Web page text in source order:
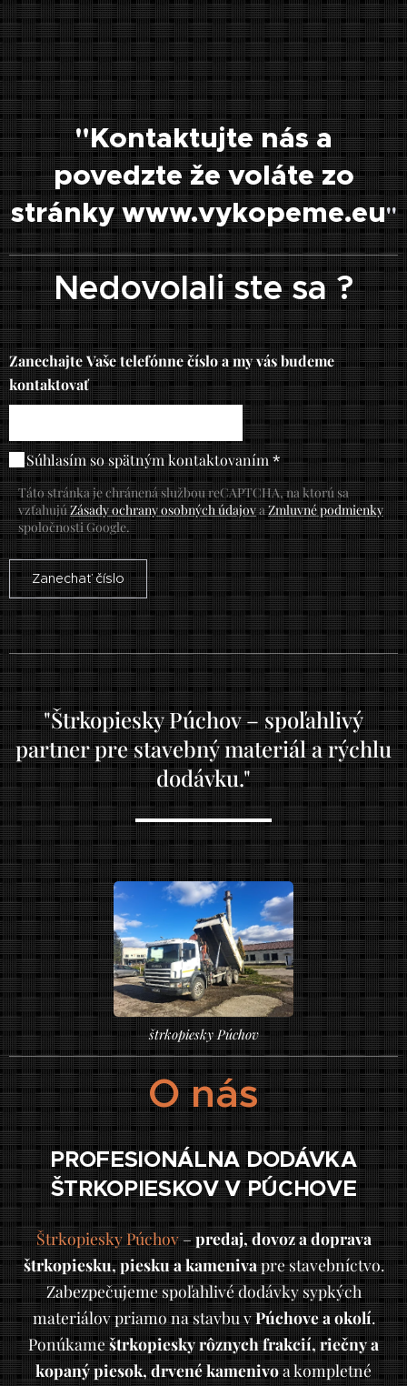
"Kontaktujte nás a
povedzte že voláte zo
stránky www.vykopeme.eu"
Nedovolali ste sa ?
Zanechajte Vaše telefónne číslo a my vás budeme
kontaktovať
Súhlasím so spätným kontaktovaním
Táto stránka je chránená službou reCAPTCHA, na ktorú sa
vzťahujúZásady ochrany osobných údajovaZmluvné podmienky
spoločnosti Google.
Zanechať číslo
"Štrkopiesky Púchov – spoľahlivý
partner pre stavebný materiál a rýchlu
dodávku."
štrkopiesky Púchov
O nás
PROFESIONÁLNA DODÁVKA
ŠTRKOPIESKOV V P´ÚCHOVE
Štrkopiesky Púchov–predaj, dovoz a doprava
štrkopiesku, piesku a kamenivapre stavebníctvo.
Zabezpečujeme spoľahlivé dodávky sypkých
materiálov priamo na stavbu vPúchove a okolí.
Ponúkameštrkopiesky rôznych frakcií, riečny a
kopaný piesok, drvené kamenivoa kompletné